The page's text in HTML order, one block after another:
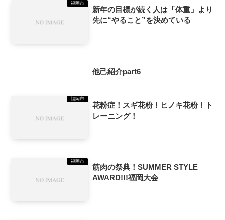
福岡市
新年の目標が続く人は「体重」より
先に“やること”を決めている
他己紹介part6
福岡市
花粉症！スギ花粉！ヒノキ花粉！ト
レーニング！
福岡市
筋肉の祭典！SUMMER STYLE
AWARD!!!福岡大会